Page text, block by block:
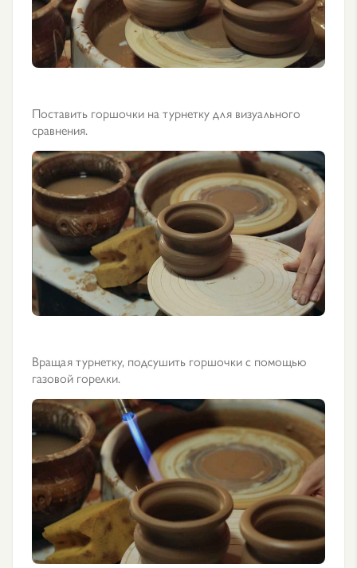
Поставить горшочки на турнетку для визуального
сравнения.
Вращая турнетку, подсушить горшочки с помощью
газовой горелки.